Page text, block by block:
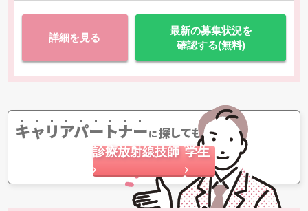
詳細を見る
最新の募集状況を
確認する(無料)
キャリアパートナーに探してもらう
診療放射線技師 学生